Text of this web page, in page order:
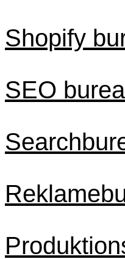
Shopify
SEO